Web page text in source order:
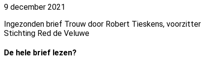
9 december 2021
Ingezonden brief Trouw door Robert Tieskens, voorzitter
Stichting Red de Veluwe
De hele brief lezen?